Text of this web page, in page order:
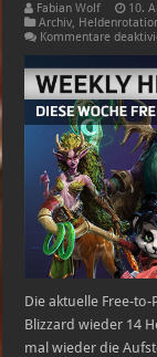
Fabian Wolf
10.
Archiv,
Kommentare
Die aktuelle Free-
Blizzard wieder 14
mal wieder die